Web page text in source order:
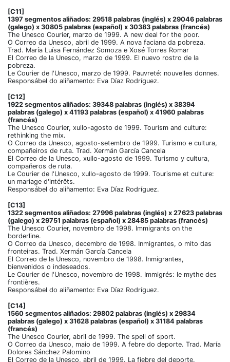
[C11]
1397 segmentos aliñados: 29518 palabras (inglés) x 29046 palabras
(galego) x 30805 palabras (español) x 30383 palabras (francés)
The Unesco Courier, marzo de 1999. A new deal for the poor.
O Correo da Unesco, abril de 1999. A nova faciana da pobreza.
Trad. María Luísa Fernández Somoza e Xosé Torres Romar
El Correo de la Unesco, marzo de 1999. El nuevo rostro de la
pobreza.
Le Courier de l'Unesco, marzo de 1999. Pauvreté: nouvelles donnes.
Responsábel do aliñamento: Eva Díaz Rodríguez.
[C12]
1922 segmentos aliñados: 39348 palabras (inglés) x 38394
palabras (galego) x 41193 palabras (español) x 41960 palabras
(francés)
The Unesco Courier, xullo-agosto de 1999. Tourism and culture:
rethinking the mix.
O Correo da Unesco, agosto-setembro de 1999. Turismo e cultura,
compañeiros de ruta. Trad. Xermán García Cancela
El Correo de la Unesco, xullo-agosto de 1999. Turismo y cultura,
compañeros de ruta.
Le Courier de l'Unesco, xullo-agosto de 1999. Tourisme et culture:
un mariage d'intérêts.
Responsábel do aliñamento: Eva Díaz Rodríguez.
[C13]
1322 segmentos aliñados: 27996 palabras (inglés) x 27623 palabras
(galego) x 29751 palabras (español) x 28485 palabras (francés)
The Unesco Courier, novembro de 1998. Immigrants on the
borderline.
O Correo da Unesco, decembro de 1998. Inmigrantes, o mito das
fronteiras. Trad. Xermán García Cancela
El Correo de la Unesco, novembro de 1998. Inmigrantes,
bienvenidos o indeseados.
Le Courier de l'Unesco, novembro de 1998. Immigrés: le mythe des
frontières.
Responsábel do aliñamento: Eva Díaz Rodríguez.
[C14]
1560 segmentos aliñados: 29802 palabras (inglés) x 29834
palabras (galego) x 31628 palabras (español) x 31184 palabras
(francés)
The Unesco Courier, abril de 1999. The spell of sport.
O Correo da Unesco, maio de 1999. A febre do deporte. Trad. María
Dolores Sánchez Palomino
El Correo de la Unesco, abril de 1999. La fiebre del deporte.